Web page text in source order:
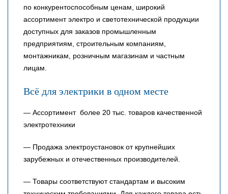
по конкурентоспособным ценам, широкий
ассортимент электро и светотехнической продукции
доступных для заказов промышленным
предприятиям, строительным компаниям,
монтажникам, розничным магазинам и частным
лицам.
Всё для электрики в одном месте
— Ассортимент более 20 тыс. товаров качественной
электротехники
— Продажа электроустановок от крупнейших
зарубежных и отечественных производителей.
— Товары соответствуют стандартам и высоким